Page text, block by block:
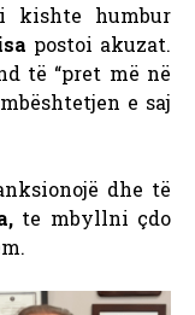
kishte humbur
postoi akuzat.
të “pret më në
e saj
dhe të
te mbyllni çdo